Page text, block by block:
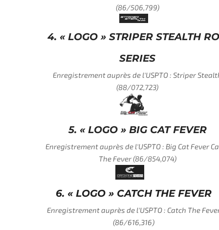
(86/506,799)
4. « LOGO » STRIPER STEALTH ROD
SERIES
Enregistrement auprès de l'USPTO : Striper Stealth
(88/072,723)
5. « LOGO » BIG CAT FEVER
Enregistrement auprès de l'USPTO : Big Cat Fever Catch
The Fever (86/854,074)
6. « LOGO » CATCH THE FEVER
Enregistrement auprès de l'USPTO : Catch The Fever
(86/616,316)